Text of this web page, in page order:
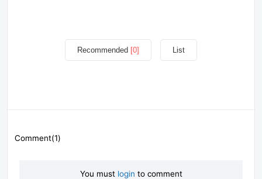
Recommended [0] List
Comment(1)
You must login to comment